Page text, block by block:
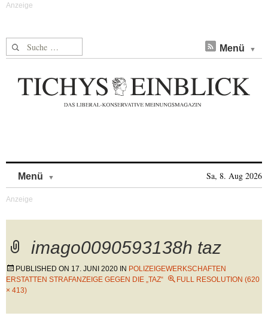
Suche nach: Menü
Menü Sa, 8. Aug 2026
imago0090593138h taz
PUBLISHED ON 17. JUNI 2020 IN POLIZEIGEWERKSCHAFTEN
ERSTATTEN STRAFANZEIGE GEGEN DIE „TAZ“
FULL RESOLUTION (620
× 413)